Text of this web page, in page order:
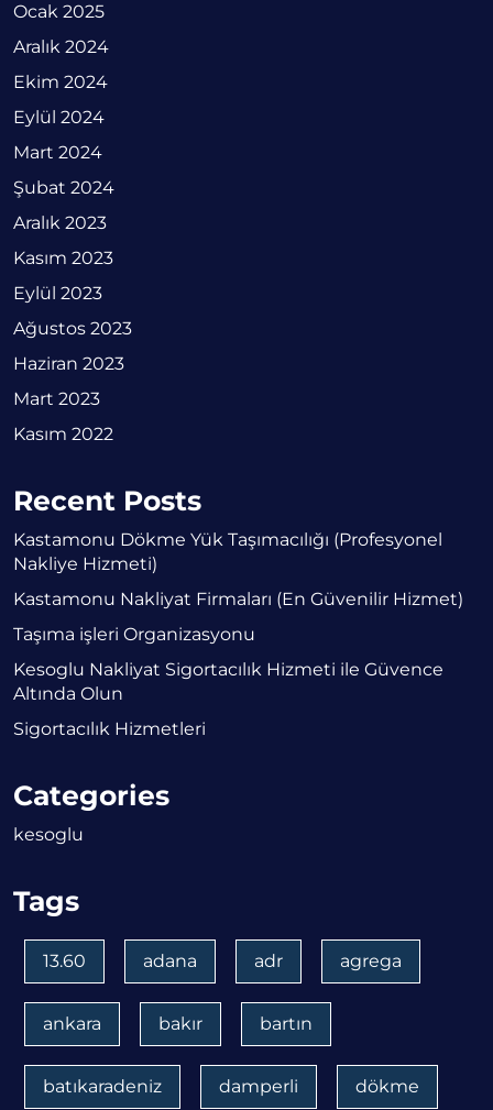
Ocak 2025
Aralık 2024
Ekim 2024
Eylül 2024
Mart 2024
Şubat 2024
Aralık 2023
Kasım 2023
Eylül 2023
Ağustos 2023
Haziran 2023
Mart 2023
Kasım 2022
Recent Posts
Kastamonu Dökme Yük Taşımacılığı (Profesyonel
Nakliye Hizmeti)
Kastamonu Nakliyat Firmaları (En Güvenilir Hizmet)
Taşıma işleri Organizasyonu
Kesoglu Nakliyat Sigortacılık Hizmeti ile Güvence
Altında Olun
Sigortacılık Hizmetleri
Categories
kesoglu
Tags
13.60 adana adr agrega
ankara bakır bartın
batıkaradeniz damperli dökme